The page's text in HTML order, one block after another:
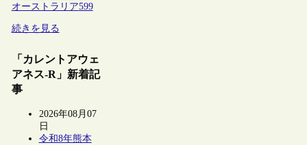
オーストラリア599
続きを見る
「カレントアウェ
アネス-R」新着記
事
2026年08月07
日
令和8年熊本